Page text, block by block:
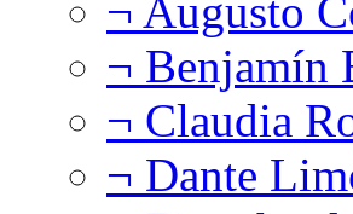
¬ Augusto
¬ Benjamín
¬ Claudia
¬ Dante